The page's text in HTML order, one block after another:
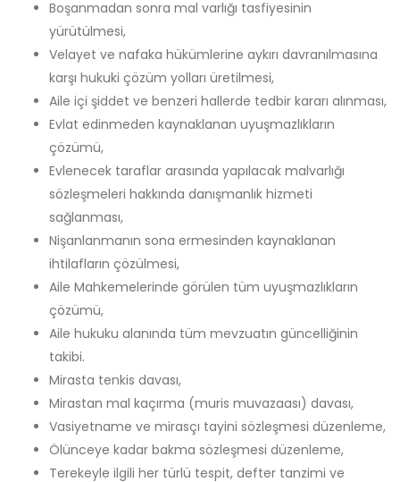
Boşanmadan sonra mal varlığı tasfiyesinin
yürütülmesi,
Velayet ve nafaka hükümlerine aykırı davranılmasına
karşı hukuki çözüm yolları üretilmesi,
Aile içi şiddet ve benzeri hallerde tedbir kararı alınması,
Evlat edinmeden kaynaklanan uyuşmazlıkların
çözümü,
Evlenecek taraflar arasında yapılacak malvarlığı
sözleşmeleri hakkında danışmanlık hizmeti
sağlanması,
Nişanlanmanın sona ermesinden kaynaklanan
ihtilafların çözülmesi,
Aile Mahkemelerinde görülen tüm uyuşmazlıkların
çözümü,
Aile hukuku alanında tüm mevzuatın güncelliğinin
takibi.
Mirasta tenkis davası,
Mirastan mal kaçırma (muris muvazaası) davası,
Vasiyetname ve mirasçı tayini sözleşmesi düzenleme,
Ölünceye kadar bakma sözleşmesi düzenleme,
Terekeyle ilgili her türlü tespit, defter tanzimi ve